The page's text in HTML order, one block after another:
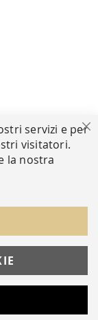
servizi e per
visitatori.
la nostra